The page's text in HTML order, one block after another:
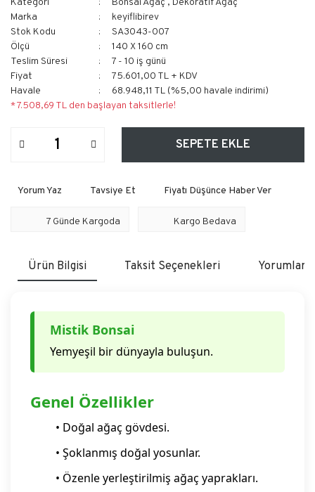
Kategori Bonsai Ağaç , Dekoratif Ağaç
Marka
keyiflibirev
Stok Kodu
SA3043-007
Ölçü
140 X 160 cm
Teslim Süresi
7 - 10 iş günü
Fiyat
75.601,00 TL + KDV
Havale
68.948,11 TL (%5,00 havale indirimi)
* 7.508,69 TL den başlayan taksitlerle!
SEPETE EKLE
Yorum Yaz Tavsiye Et Fiyatı Düşünce Haber Ver
7 Günde Kargoda Kargo Bedava
Ürün Bilgisi Taksit Seçenekleri Yorumlar
Mistik Bonsai
Yemyeşil bir dünyayla buluşun.
Genel Özellikler
• Doğal ağaç gövdesi.
• Şoklanmış doğal yosunlar.
• Özenle yerleştirilmiş ağaç yaprakları.